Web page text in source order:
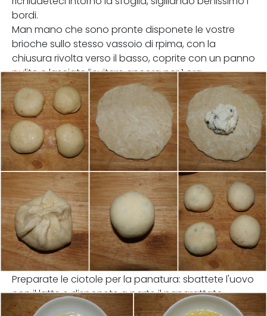
bordi.
Man mano che sono pronte disponete le vostre
brioche sullo stesso vassoio di rpima, con la
chiusura rivolta verso il basso, coprite con un panno
pulito e lasciate lievitare ancora per 1 ora.
Preparate le ciotole per la panatura: sbattete l'uovo
con il latte e disponete a parte il pangrattato.